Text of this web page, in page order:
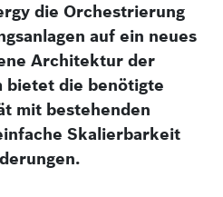
die Orchestrierung
auf ein neues
Architektur der
bietet die benötigte
mit bestehenden
Skalierbarkeit